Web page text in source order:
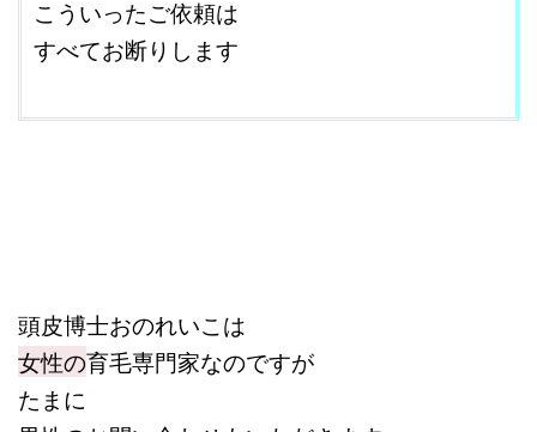
こういったご依頼は
すべてお断りします
頭皮博士おのれいこは
女性の育毛専門家なのですが
たまに